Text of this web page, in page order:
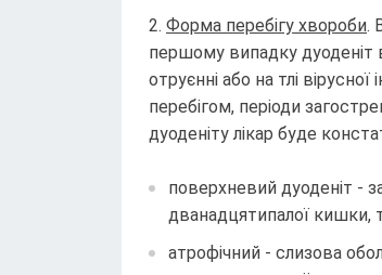
Форма перебігу хвороби.
першому випадку дуоденіт
отруєнні або на тлі
перебігом, періоди
дуоденіту лікар буде
поверхневий дуоденіт -
дванадцятипалої кишки,
атрофічний - слизова